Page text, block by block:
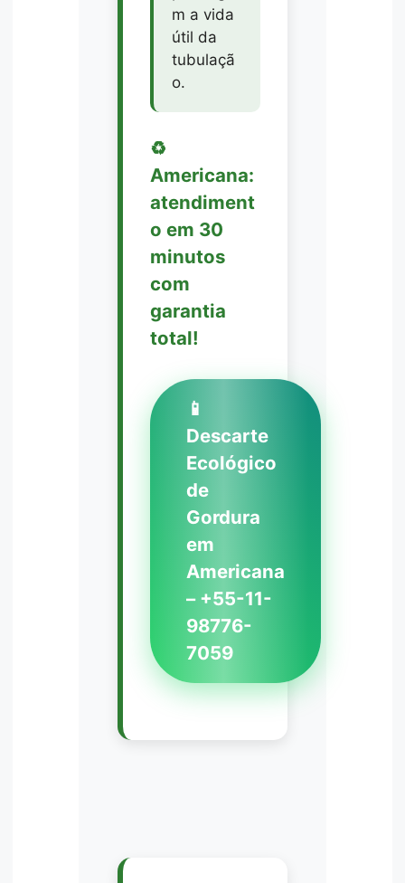
m a vida
útil da
tubulaçã
o.
♻️
Americana:
atendiment
o em 30
minutos
com
garantia
total!
📱
Descarte
Ecológico
de
Gordura
em
Americana
– +55-11-
98776-
7059